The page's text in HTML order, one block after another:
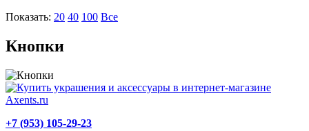
Показать: 20 40 100 Все
Кнопки
+7 (953) 105-29-23